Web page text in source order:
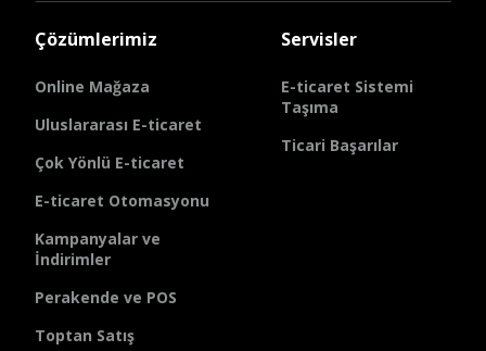
Çözümlerimiz
Online Mağaza
Uluslararası E-ticaret
Çok Yönlü E-ticaret
E-ticaret Otomasyonu
Kampanyalar ve
İndirimler
Perakende ve POS
Toptan Satış
Servisler
E-ticaret Sistemi
Taşıma
Ticari Başarılar